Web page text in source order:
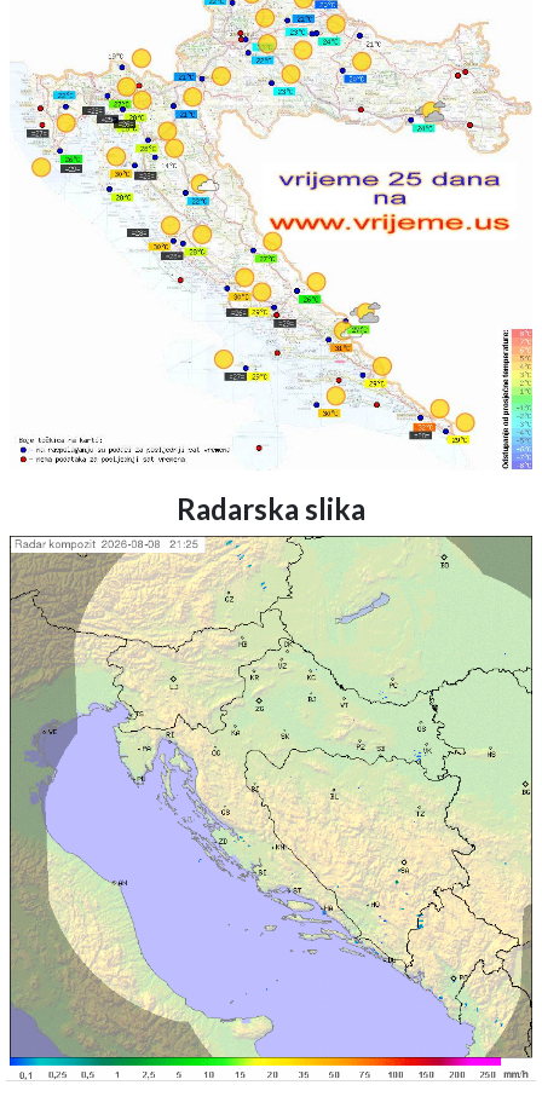
Radarska slika